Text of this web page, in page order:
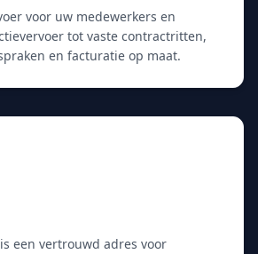
voor uw medewerkers en
tot vaste contractritten,
en facturatie op maat.
een vertrouwd adres voor